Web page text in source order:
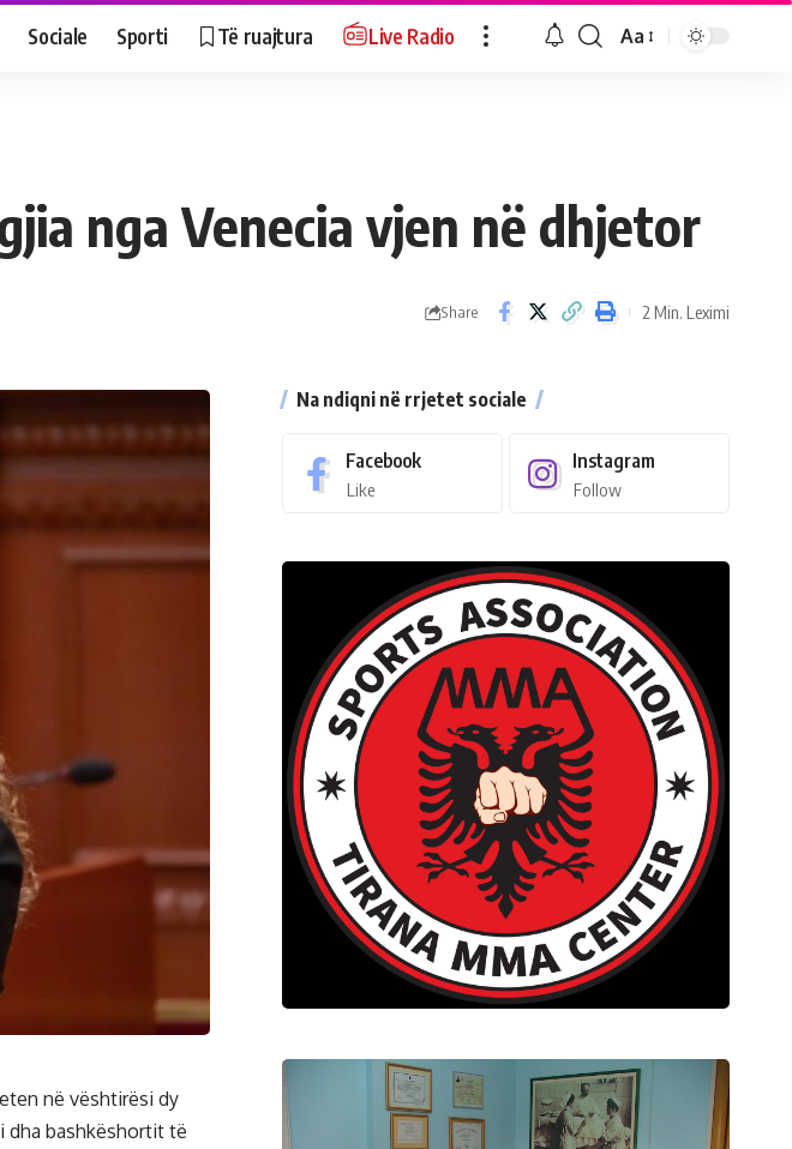
Sociale Sporti Të ruajtura Live Radio Aa
nga Venecia vjen në dhjetor
Share 2 Min. Leximi
në vështirësi dy
dha bashkëshortit të
Na ndiqni në rrjetet sociale
Facebook
Like
Instagram
Follow